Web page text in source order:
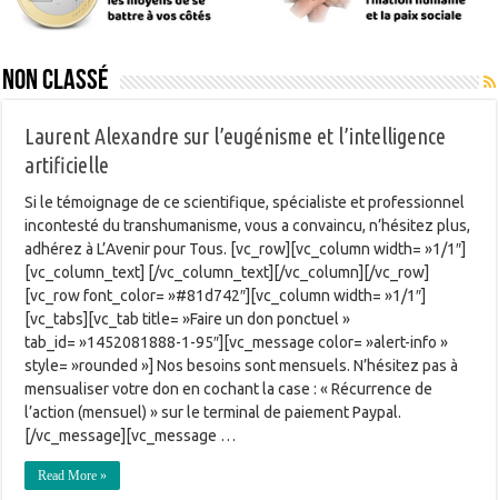
Non classé
Laurent Alexandre sur l’eugénisme et l’intelligence
artificielle
Si le témoignage de ce scientifique, spécialiste et professionnel
incontesté du transhumanisme, vous a convaincu, n’hésitez plus,
adhérez à L’Avenir pour Tous. [vc_row][vc_column width= »1/1″]
[vc_column_text] [/vc_column_text][/vc_column][/vc_row]
[vc_row font_color= »#81d742″][vc_column width= »1/1″]
[vc_tabs][vc_tab title= »Faire un don ponctuel »
tab_id= »1452081888-1-95″][vc_message color= »alert-info »
style= »rounded »] Nos besoins sont mensuels. N’hésitez pas à
mensualiser votre don en cochant la case : « Récurrence de
l’action (mensuel) » sur le terminal de paiement Paypal.
[/vc_message][vc_message …
Read More »